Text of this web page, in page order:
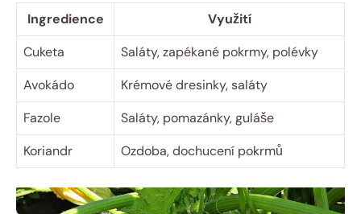
Ingredience
Využití
Cuketa
Saláty, zapékané pokrmy, polévky
Avokádo
Krémové dresinky, saláty
Fazole
Saláty, pomazánky, guláše
Koriandr
Ozdoba, dochucení pokrmů